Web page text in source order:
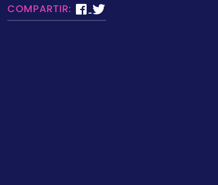
COMPARTIR: